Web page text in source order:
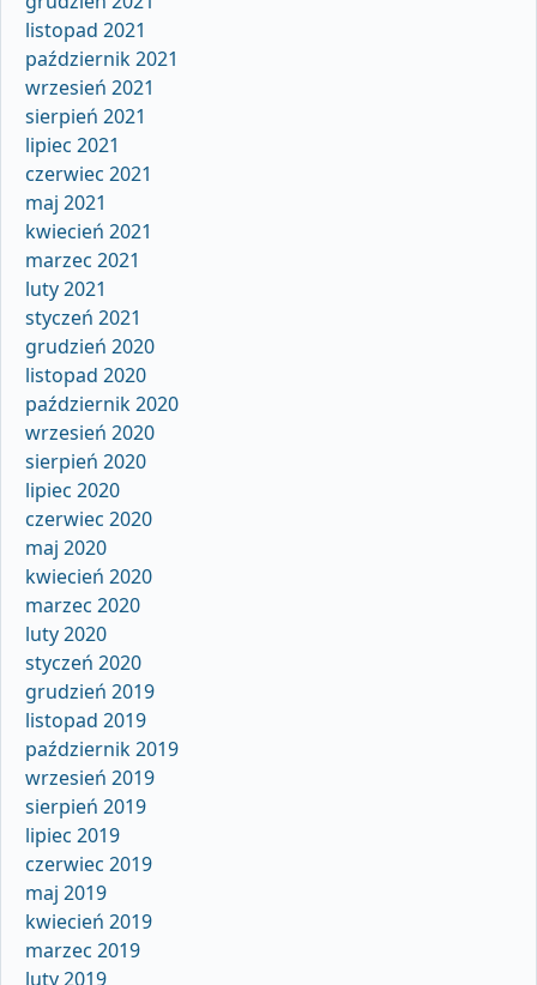
listopad 2021
październik 2021
wrzesień 2021
sierpień 2021
lipiec 2021
czerwiec 2021
maj 2021
kwiecień 2021
marzec 2021
luty 2021
styczeń 2021
grudzień 2020
listopad 2020
październik 2020
wrzesień 2020
sierpień 2020
lipiec 2020
czerwiec 2020
maj 2020
kwiecień 2020
marzec 2020
luty 2020
styczeń 2020
grudzień 2019
listopad 2019
październik 2019
wrzesień 2019
sierpień 2019
lipiec 2019
czerwiec 2019
maj 2019
kwiecień 2019
marzec 2019
luty 2019